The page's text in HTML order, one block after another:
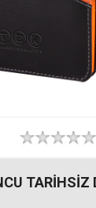
TARİHSİZ